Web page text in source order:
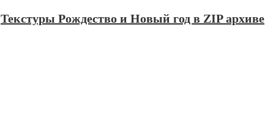
Текстуры Рождество и Новый год в ZIP архиве